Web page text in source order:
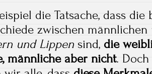
die Tatsache, dass
zwischen
und Lippen sind, die
männliche aber nicht.